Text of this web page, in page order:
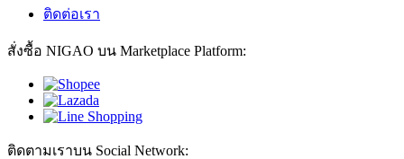
ติดต่อเรา
สั่งซื้อ NIGAO บน Marketplace Platform:
ติดตามเราบน Social Network: